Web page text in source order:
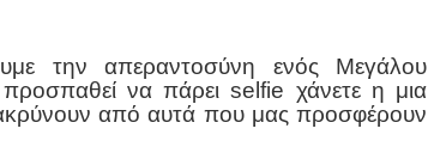
την απεραντοσύνη ενός Μεγάλου
να πάρει selfie χάνετε η μια
από αυτά που μας προσφέρουν